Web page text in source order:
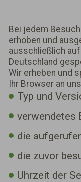
Bei jedem
erhoben und
ausschließlich
Deutschland
Wir erheben und
Ihr Browser an
Typ und
verwendetes
die
die zuvor
Uhrzeit der